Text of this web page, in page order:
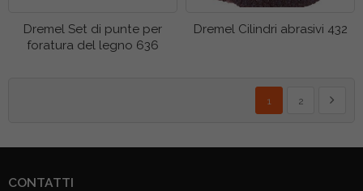
Dremel Set di punte per
foratura del legno 636
Dremel Cilindri abrasivi 432
PaginaAttualmente stai
1
2
CONTATTI